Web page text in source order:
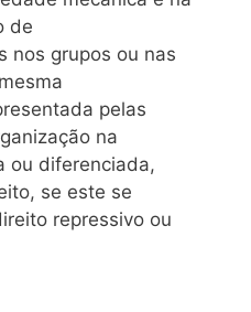
de
nos grupos ou nas
pelas
na
ou diferenciada,
se este se
repressivo ou